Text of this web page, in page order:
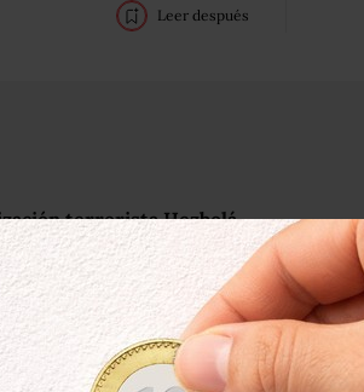
Leer después
terrorista Hezbolá
Allaboun
, quien,
Unidos, forma parte
y Yucatán.